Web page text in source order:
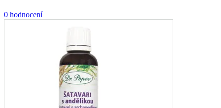
0 hodnocení